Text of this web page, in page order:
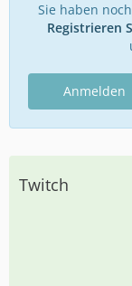
Sie haben
Registrieren
Anmelden
Twitch